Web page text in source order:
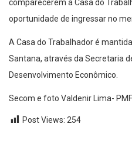
comparecerem à Casa do
oportunidade de ingressar no
A Casa do Trabalhador é
Santana, através da Secretaria
Desenvolvimento Econômico.
Secom e foto Valdenir Lima-
Post Views: 254